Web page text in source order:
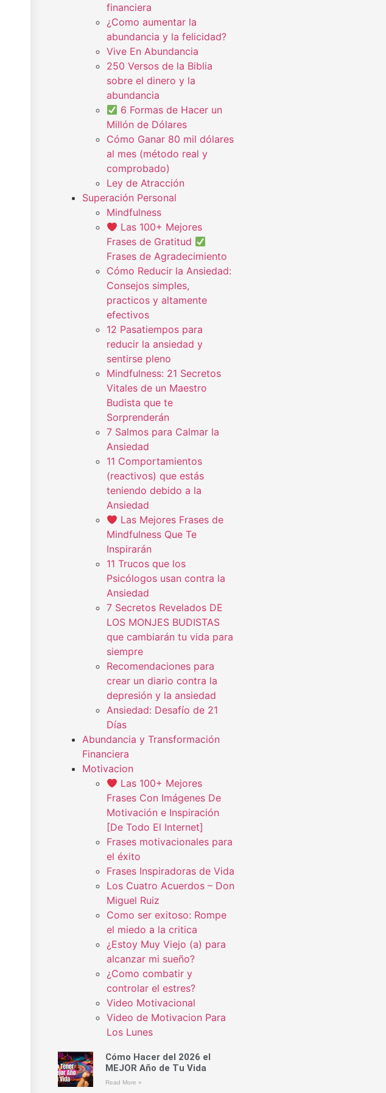
financiera
¿Como aumentar la
abundancia y la felicidad?
Vive En Abundancia
250 Versos de la Biblia
sobre el dinero y la
abundancia
6 Formas de Hacer un
Millón de Dólares
Cómo Ganar 80 mil dólares
al mes (método real y
comprobado)
Ley de Atracción
Superación Personal
Mindfulness
Las 100+ Mejores
Frases de Gratitud
Frases de Agradecimiento
Cómo Reducir la Ansiedad:
Consejos simples,
practicos y altamente
efectivos
12 Pasatiempos para
reducir la ansiedad y
sentirse pleno
Mindfulness: 21 Secretos
Vitales de un Maestro
Budista que te
Sorprenderán
7 Salmos para Calmar la
Ansiedad
11 Comportamientos
(reactivos) que estás
teniendo debido a la
Ansiedad
Las Mejores Frases de
Mindfulness Que Te
Inspirarán
11 Trucos que los
Psicólogos usan contra la
Ansiedad
7 Secretos Revelados DE
LOS MONJES BUDISTAS
que cambiarán tu vida para
siempre
Recomendaciones para
crear un diario contra la
depresión y la ansiedad
Ansiedad: Desafío de 21
Días
Abundancia y Transformación
Financiera
Motivacion
Las 100+ Mejores
Frases Con Imágenes De
Motivación e Inspiración
[De Todo El Internet]
Frases motivacionales para
el éxito
Frases Inspiradoras de Vida
Los Cuatro Acuerdos – Don
Miguel Ruiz
Como ser exitoso: Rompe
el miedo a la critica
¿Estoy Muy Viejo (a) para
alcanzar mi sueño?
¿Como combatir y
controlar el estres?
Video Motivacional
Video de Motivacion Para
Los Lunes
Cómo Hacer del 2026 el
MEJOR Año de Tu Vida
Read More »